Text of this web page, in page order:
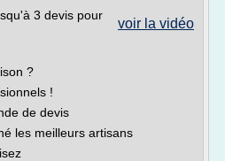
voir la vidéo
3 devis pour
?
!
de devis
les meilleurs artisans